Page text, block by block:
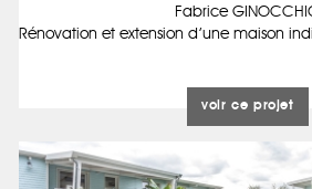
Fabrice
Rénovation et extension d’une maison
voir ce projet